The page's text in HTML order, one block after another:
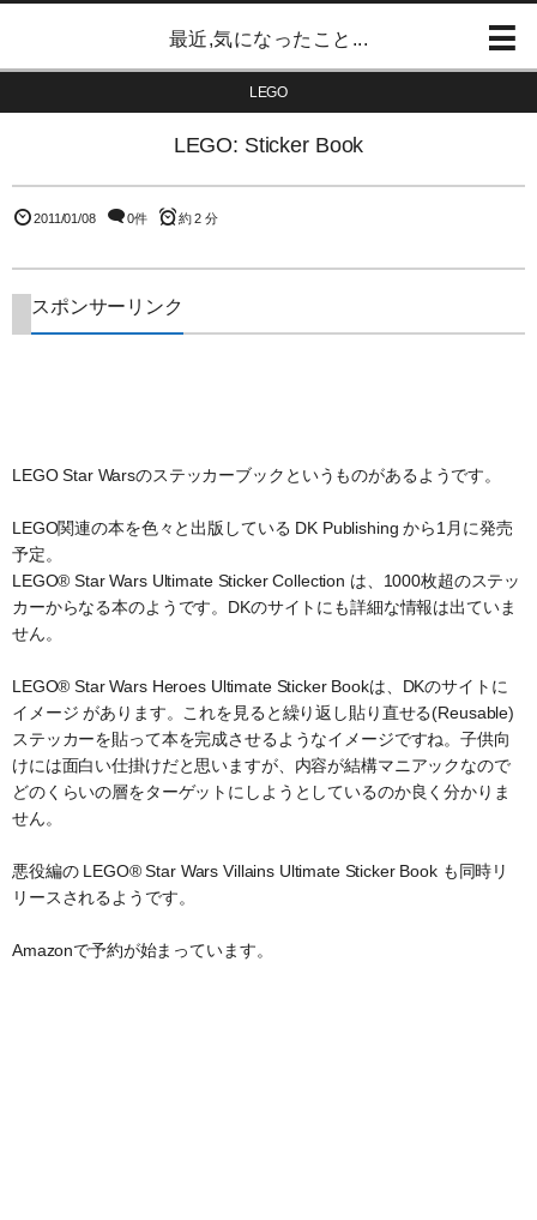
最近,気になったこと...
LEGO
LEGO: Sticker Book
2011/01/08 0件 約 2 分
スポンサーリンク
LEGO Star Warsのステッカーブックというものがあるようです。
LEGO関連の本を色々と出版している DK Publishing から1月に発売
予定。
LEGO® Star Wars Ultimate Sticker Collection は、1000枚超のステッ
カーからなる本のようです。DKのサイトにも詳細な情報は出ていま
せん。
LEGO® Star Wars Heroes Ultimate Sticker Bookは、DKのサイトに
イメージ があります。これを見ると繰り返し貼り直せる(Reusable)
ステッカーを貼って本を完成させるようなイメージですね。子供向
けには面白い仕掛けだと思いますが、内容が結構マニアックなので
どのくらいの層をターゲットにしようとしているのか良く分かりま
せん。
悪役編の LEGO® Star Wars Villains Ultimate Sticker Book も同時リ
リースされるようです。
Amazonで予約が始まっています。